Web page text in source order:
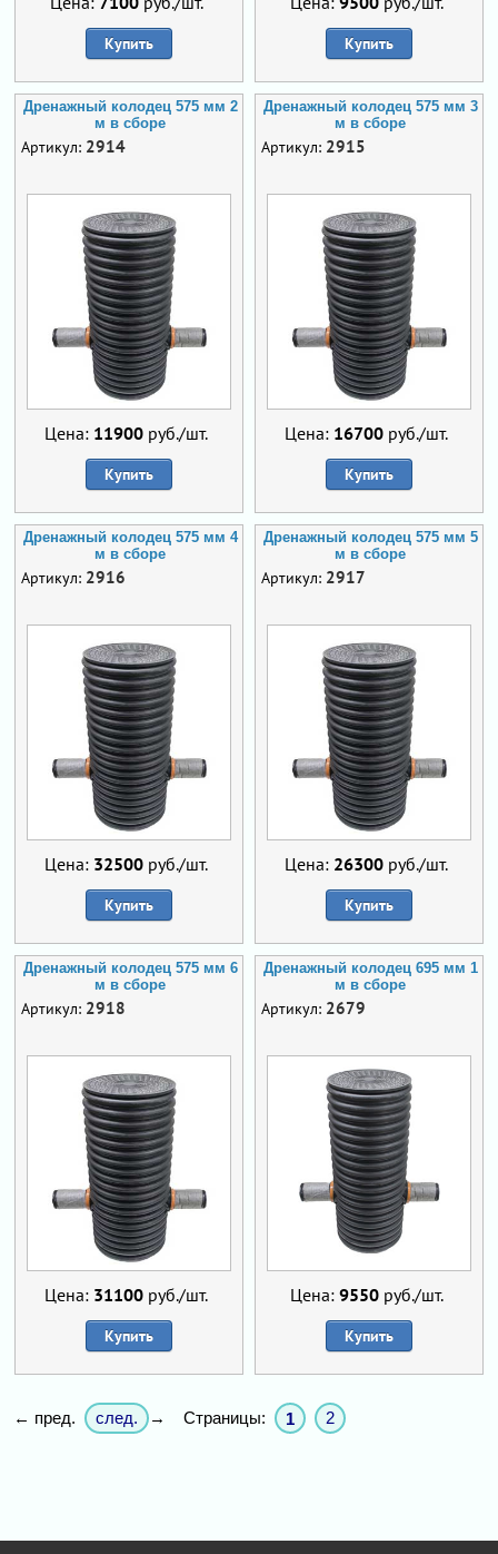
Купить Купить
Дренажный колодец 575 мм 2
м в сборе
Артикул: 2914
Цена: 11900 руб./шт.
Купить
Дренажный колодец 575 мм 3
м в сборе
Артикул: 2915
Цена: 16700 руб./шт.
Купить
Дренажный колодец 575 мм 4
м в сборе
Артикул: 2916
Цена: 32500 руб./шт.
Купить
Дренажный колодец 575 мм 5
м в сборе
Артикул: 2917
Цена: 26300 руб./шт.
Купить
Дренажный колодец 575 мм 6
м в сборе
Артикул: 2918
Цена: 31100 руб./шт.
Купить
Дренажный колодец 695 мм 1
м в сборе
Артикул: 2679
Цена: 9550руб./шт.
Купить
← пред. след. → Страницы: 1 2